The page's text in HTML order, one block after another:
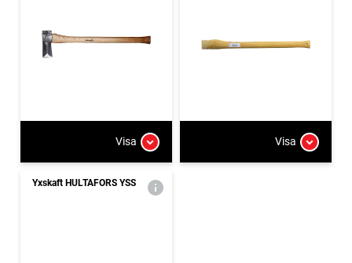
Visa Visa
Yxskaft HULTAFORS YSS